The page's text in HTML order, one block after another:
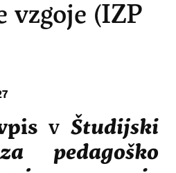
vzgoje (IZP
v Študijski
pedagoško